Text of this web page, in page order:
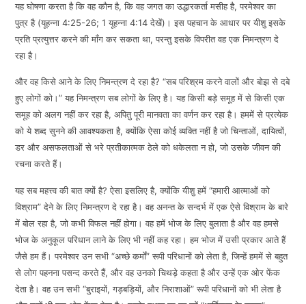
यह घोषणा करता है कि वह कौन है, कि वह जगत का उद्धारकर्ता मसीह है, परमेश्वर का
पुत्र है (यूहन्ना 4:25-26; 1 यूहन्ना 4:14 देखें)। इस पहचान के आधार पर यीशु इसके
प्रति प्रत्युत्तर करने की माँग कर सकता था, परन्तु इसके विपरीत वह एक निमन्त्रण दे
रहा है।
और वह किसे आने के लिए निमन्त्रण दे रहा है? “सब परिश्रम करने वालों और बोझ से दबे
हुए लोगों को।” यह निमन्त्रण सब लोगों के लिए है। यह किसी बड़े समूह में से किसी एक
समूह को अलग नहीं कर रहा है, अपितु पूरी मानवता का वर्णन कर रहा है। हममें से प्रत्येक
को ये शब्द सुनने की आवश्यकता है, क्योंकि ऐसा कोई व्यक्ति नहीं है जो चिन्ताओं, दायित्वों,
डर और असफलताओं से भरे प्रतीकात्मक ठेले को धकेलता न हो, जो उसके जीवन की
रचना करते हैं।
यह सब महत्त्व की बात क्यों है? ऐसा इसलिए है, क्योंकि यीशु हमें “हमारी आत्माओं को
विश्राम” देने के लिए निमन्त्रण दे रहा है। वह अनन्त के सन्दर्भ में एक ऐसे विश्राम के बारे
में बोल रहा है, जो कभी विफल नहीं होगा। वह हमें भोज के लिए बुलाता है और वह हमसे
भोज के अनुकूल परिधान लाने के लिए भी नहीं कह रहा। हम भोज में उसी प्रकार आते हैं
जैसे हम हैं। परमेश्वर उन सभी “अच्छे कर्मों” रूपी परिधानों को लेता है, जिन्हें हममें से बहुत
से लोग पहनना पसन्द करते हैं, और वह उनको चिथड़े कहता है और उन्हें एक ओर फेंक
देता है। वह उन सभी “बुराइयों, गड़बड़ियों, और निराशाओं” रूपी परिधानों को भी लेता है